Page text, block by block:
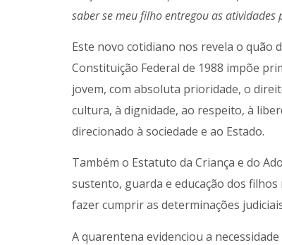
saber se meu filho entregou as
Este novo cotidiano nos revela o quão
Constituição Federal de 1988 impõe
jovem, com absoluta prioridade, o
cultura, à dignidade, ao respeito, à
direcionado à sociedade e ao Estado.
Também o Estatuto da Criança e do
sustento, guarda e educação dos
fazer cumprir as determinações
A quarentena evidenciou a